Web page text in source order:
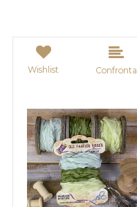
Wishlist Confronta